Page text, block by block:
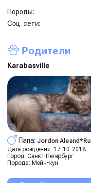
Породы:
Соц. сети:
Родители
Karabasville
Папа: Jordon Aleand*ru
Дата рождения: 17-10-2018
Город: Санкт-Петербург
Порода: Мейн-кун